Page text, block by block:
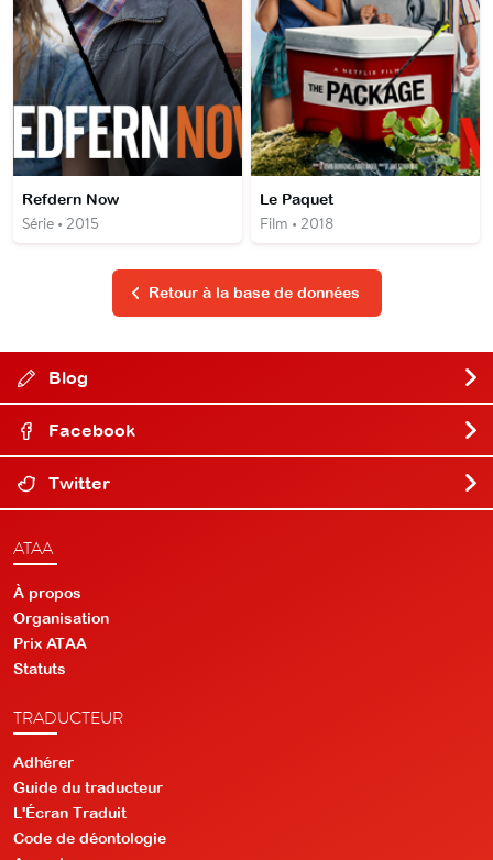
Refdern Now
Série • 2015
Le Paquet
Film • 2018
Retour à la base de données
Blog
Facebook
Twitter
ATAA
À propos
Organisation
Prix ATAA
Statuts
TRADUCTEUR
Adhérer
Guide du traducteur
L'Écran Traduit
Code de déontologie